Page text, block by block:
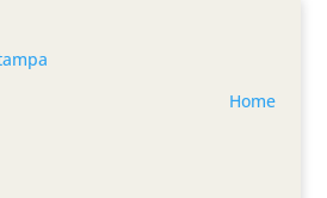
Home